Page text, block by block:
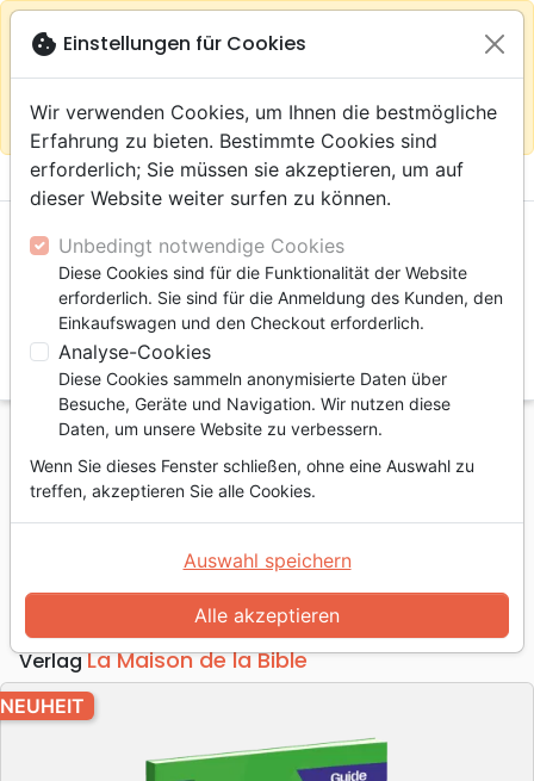
Auf der Webseite Europa bleiben close
warningGemäß
Ihrem
Einkauf im ShopDas Haus der Bibel Schweiz
menu shopping_cart
Suche
Startseite Bücher Kinder
Jugendliche, Teenager
Gaming (Le) - Guide de poche
Le gaming
Guide de poche
Autor :Reagan Rose
Artikel-Nr.MB3655 EAN9782826036555
VerlagLa Maison de la Bible
NEUHEIT
cookie Einstellungen für Cookies
Wir verwenden Cookies, um Ihnen die bestmögliche
Erfahrung zu bieten. Bestimmte Cookies sind
erforderlich; Sie müssen sie akzeptieren, um auf
dieser Website weiter surfen zu können.
Unbedingt notwendige Cookies
Diese Cookies sind für die Funktionalität der Website
erforderlich. Sie sind für die Anmeldung des Kunden, den
Einkaufswagen und den Checkout erforderlich.
Analyse-Cookies
Diese Cookies sammeln anonymisierte Daten über
Besuche, Geräte und Navigation. Wir nutzen diese
Daten, um unsere Website zu verbessern.
Wenn Sie dieses Fenster schließen, ohne eine Auswahl zu
treffen, akzeptieren Sie alle Cookies.
Alle akzeptieren
Auswahl speichern